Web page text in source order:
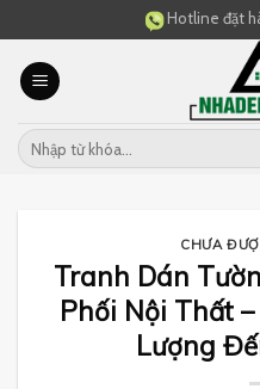
to
content
Hotline đặt
CHƯA
Tranh Dán
Phối Nội Thất
Lượng